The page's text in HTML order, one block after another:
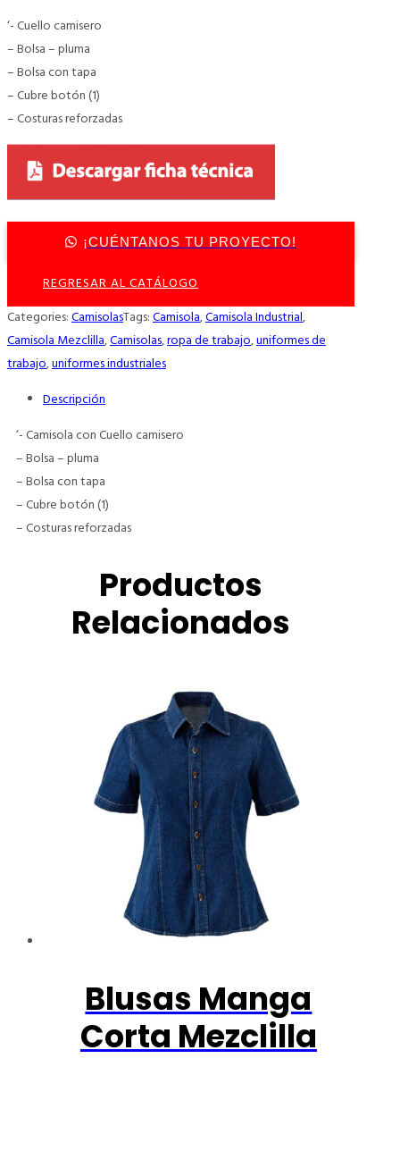
‘- Cuello camisero
– Bolsa – pluma
– Bolsa con tapa
– Cubre botón (1)
– Costuras reforzadas
¡CUÉNTANOS TU PROYECTO!
REGRESAR AL CATÁLOGO
Categories:CamisolasTags:Camisola,Camisola Industrial,
Camisola Mezclilla,Camisolas,ropa de trabajo,uniformes de
trabajo,uniformes industriales
Descripción
‘- Camisola con Cuello camisero
– Bolsa – pluma
– Bolsa con tapa
– Cubre botón (1)
– Costuras reforzadas
Productos
Relacionados
Blusas Manga
Corta Mezclilla